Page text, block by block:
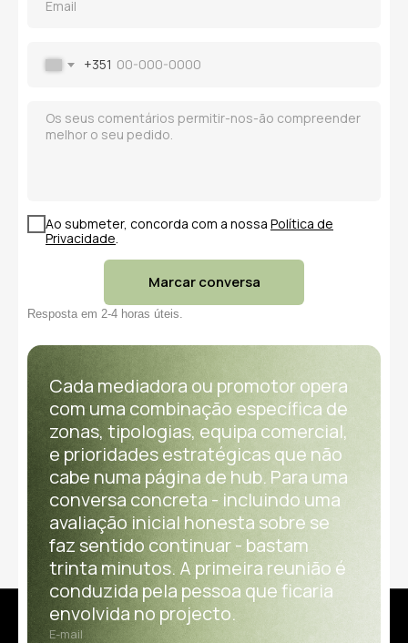
Cada mediadora ou promotor opera
com uma combinação específica de
zonas, tipologias, equipa comercial,
e prioridades estratégicas que não
cabe numa página de hub. Para uma
conversa concreta - incluindo uma
avaliação inicial honesta sobre se
faz sentido continuar - bastam
trinta minutos. A primeira reunião é
conduzida pela pessoa que ficaria
envolvida no projecto.
E-mail
+351
Ao submeter, concorda com a nossa Política de
Privacidade
Marcar conversa
Resposta em 2-4 horas úteis.